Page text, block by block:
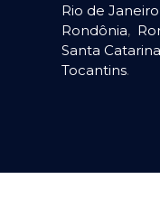
Rio de Janeiro
Rondônia,
Santa Catarina
Tocantins.